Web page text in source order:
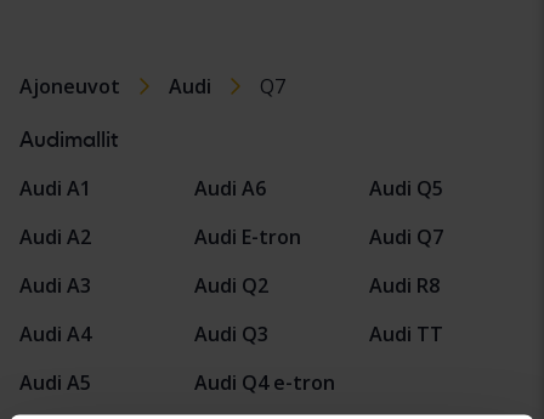
Ajoneuvot Audi Q7
Audimallit
Audi A1
Audi A2
Audi A3
Audi A4
Audi A5
Audi A6
Audi E-tron
Audi Q2
Audi Q3
Audi Q4 e-tron
Audi Q5
Audi Q7
Audi R8
Audi TT